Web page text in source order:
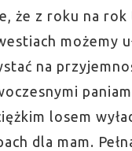
że z roku na
możemy
na
losem
dla mam.